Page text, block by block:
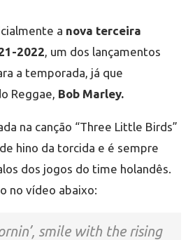
a nova terceira
2022, um dos lançamentos
a temporada, já que
Reggae, Bob Marley.
na canção “Three Little Birds”
hino da torcida e é sempre
dos jogos do time holandês.
no vídeo abaixo:
smile with the rising